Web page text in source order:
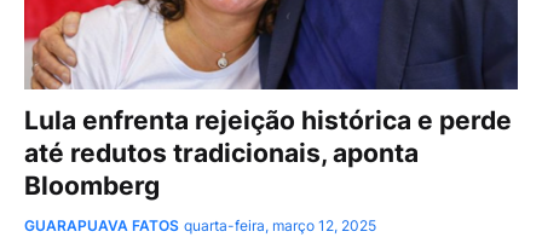
Lula enfrenta rejeição histórica e perde
até redutos tradicionais, aponta
Bloomberg
GUARAPUAVA FATOS quarta-feira, março 12, 2025